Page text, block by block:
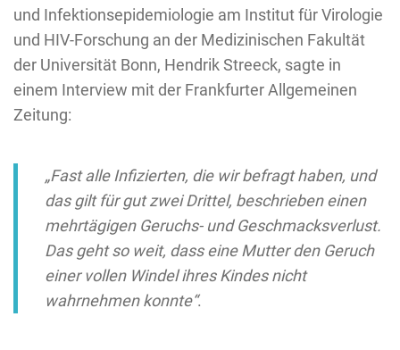
und Infektionsepidemiologie am Institut für Virologie
und HIV-Forschung an der Medizinischen Fakultät
der Universität Bonn, Hendrik Streeck, sagte in
einem Interview mit der Frankfurter Allgemeinen
Zeitung:
„Fast alle Infizierten, die wir befragt haben, und
das gilt für gut zwei Drittel, beschrieben einen
mehrtägigen Geruchs- und Geschmacksverlust.
Das geht so weit, dass eine Mutter den Geruch
einer vollen Windel ihres Kindes nicht
wahrnehmen konnte“.